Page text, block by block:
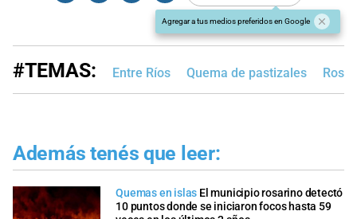
Agregar a tus medios preferidos en Google
#TEMAS: Entre Ríos Quema de pastizales
Además tenés que leer:
Quemas en islas El municipio rosarino detectó
10 puntos donde se iniciaron focos hasta 59